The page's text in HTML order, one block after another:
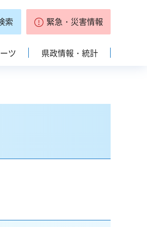
索 緊急・災害情報
ツ 県政情報・統計